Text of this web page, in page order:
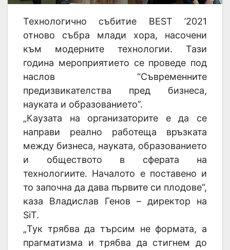
Технологично събитие BEST ’2021
отново събра млади хора, насочени
към модерните технологии. Тази
година мероприятието се проведе под
наслов “Съвременните
предизвикателства пред бизнеса,
науката и образованието”.
„Каузата на организаторите е да се
направи реално работеща връзката
между бизнеса, науката, образованието
и обществото в сферата на
технологиите. Началото е поставено и
то започна да дава първите си плодове“,
каза Владислав Генов – директор на
SiT.
„Тук трябва да търсим не формата, а
прагматизма и трябва да стигнем до